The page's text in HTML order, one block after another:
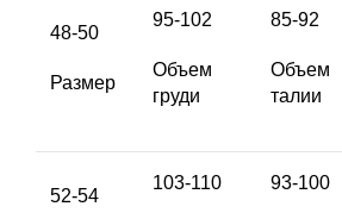
48-50
Размер
95-102
Объем
груди
85-92
Объем
талии
52-54
103-110 93-100